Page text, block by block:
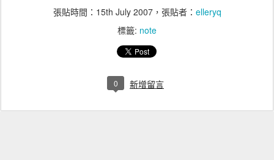
張貼時間： 15th July 2007，張貼者： elleryq
標籤: note
0 新增留言